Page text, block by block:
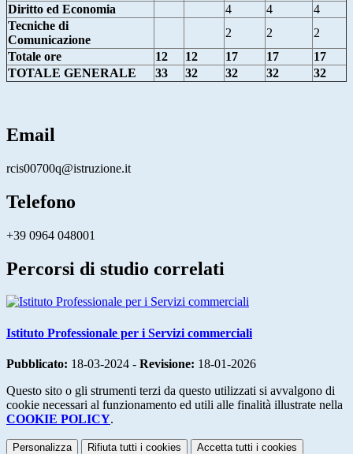
Diritto ed Economia
4 4
4
Tecniche di
Comunicazione
2 2
2
Totale ore
12 12 17 17
17
TOTALE GENERALE
33 32 32 32 32
Email
rcis00700q@istruzione.it
Telefono
+39 0964 048001
Percorsi di studio correlati
Istituto Professionale per i Servizi commerciali
Pubblicato: 18-03-2024 - Revisione: 18-01-2026
Questo sito o gli strumenti terzi da questo utilizzati si avvalgono di
cookie necessari al funzionamento ed utili alle finalità illustrate nella
COOKIE POLICY.
Personalizza Rifiuta tutti i cookies Accetta tutti i cookies